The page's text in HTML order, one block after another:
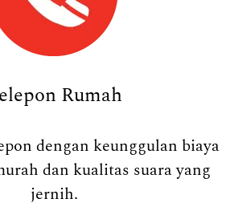
Rumah
dengan keunggulan biaya
dan kualitas suara yang
jernih.